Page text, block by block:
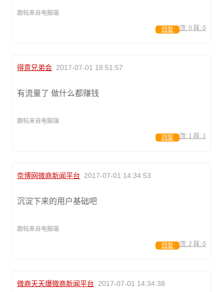
跟帖来自电脑端
顶: 0 踩: 0
回复
得意兄弟会 2017-07-01 18:51:57
有流量了 做什么都赚钱
跟帖来自电脑端
顶: 1 踩: 1
回复
奈博网微商新闻平台 2017-07-01 14:34:53
沉淀下来的用户基础吧
跟帖来自电脑端
顶: 2 踩: 0
回复
微商天天爆微商新闻平台 2017-07-01 14:34:38